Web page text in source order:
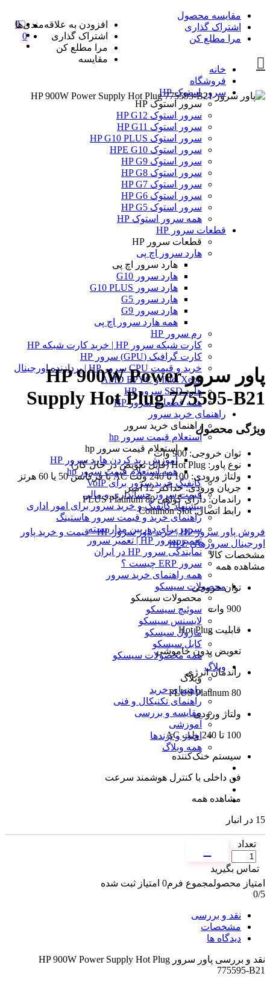
مقایسه محصول
اشتراک گذاری
مرا مطلع کن
0
0
خانه
فروشگاه
سرور استوک HP
سرور استوک HP
سرور استوک HP G12
سرور استوک HP G11
سرور استوک HP G10 PLUS
سرور استوک HPE G10
سرور استوک HP G9
سرور استوک HP G8
سرور استوک HP G7
سرور استوک HP G6
سرور استوک HP G5
همه سرور استوک HP
قطعات سرور HP
قطعات سرور HP
هارد سرور اچ پی
هارد سرور اچ پی
هارد سرور G10
هارد سرور G10 PLUS
هارد سرور G5
هارد سرور G9
همه هارد سرور اچ پی
رم سرور HP
کارت شبکه سرور HP | خرید کارت شبکه HP
کارت گرافیک (GPU) سرور HP
خرید و قیمت CPU سرور HP | پردازنده اورجینال
Intel Xeon و AMD EPYC
هارد SSD سرور HP
همه قطعات سرور HP
راهنمای خرید سرور
راهنمای خرید سرور
استعلام قیمت سرور hp
استعلام قیمت سرور hp
آموزش ريد كردن هارد سرور HP
همه استعلام قیمت سرور hp
کانفیگ خرید سرور برای VoIP
قیمت سرور حسابداری و مالی
پیشنهاد کانفیگ و خرید سرور برای امور اداری
راهنمای خرید و قیمت سرور هاستینگ
سرور برای دوربین مدار بسته
تعمیر سرور HP | تعمیر سرور
نمایندگی سرور HP در ایران
سرور ERP چیست ؟
همه راهنمای خرید سرور
محصولات سیسکو
محصولات سیسکو
سوئیچ سیسکو
لایسنس سیسکو
ماژول سیسکو
کابل سیسکو
همه محصولات سیسکو
وبلاگ
وبلاگ
راهنمای خرید
راهنمای تکنیکال و فنی
مقایسه و بررسی
آموزشی
اخبار و ترندها
همه وبلاگ
افزودن به علاقه‌مندی‌ها
اشتراک گذاری
مرا مطلع کن
مقایسه
پاور سرور HP 900W Power
Supply Hot Plug 775595-B21
ویژگی محصول
توان خروجی: 900 وات
نوع پاور: Hot Plug (قابل تعویض در حال کار)
ولتاژ ورودی: 100 تا 240 ولت AC با فرکانس 50 یا 60 هرتز
جریان ورودی: حداکثر 12 آمپر
راندمان: دارای گواهی 80 PLUS Platinum
رابط اتصال: Common Slot
فروش پاور سرور HP | خرید پاور سرور HP - قیمت و خرید پاور
اورجینال سرورهای HPE
مشخصات کالا
مشاهده همه
توان خروجی
900 وات
قابلیت Hot Plug
تعویض بدون خاموشی
راندمان انرژی
80 PLUS Platinum
ولتاژ ورودی
100 تا 240 ولت AC
سیستم خنک‌کننده
فن داخلی با کنترل هوشمند سرعت
مشاهده همه
15 در انبار
تعداد
تماس بگیرید
امتیاز محصولمجموع فرم0 امتیاز ثبت شده
0/5
نقد و بررسی
مشخصات
دیدگاه ها
نقد و بررسی
پاور سرور HP 900W Power Supply Hot Plug
775595-B21